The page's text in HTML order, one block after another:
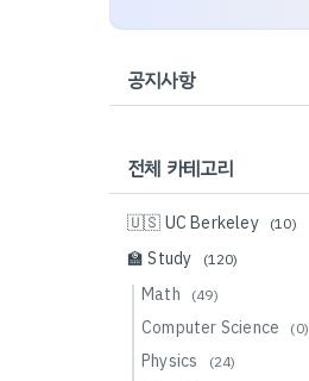
공지사항
전체 카테고리
🇺🇸 UC Berkeley (10)
🏫 Study (120)
Math (49)
Computer Science (0)
Physics (24)